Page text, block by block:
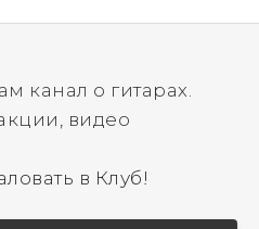
канал о гитарах.
видео
в Клуб!